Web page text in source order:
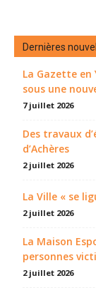
Dernières
La Gazette
sous une
7 juillet 2026
Des travaux
d’Achères
2 juillet 2026
La Ville « se
2 juillet 2026
La Maison
personnes
2 juillet 2026